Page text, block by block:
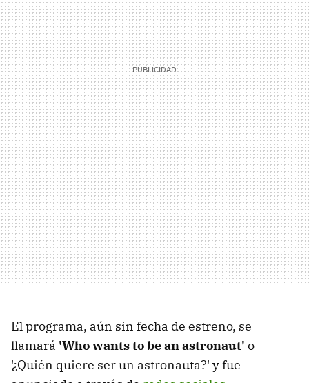
El programa, aún sin fecha de estreno, se
llamará 'Who wants to be an astronaut' o
'¿Quién quiere ser un astronauta?' y fue